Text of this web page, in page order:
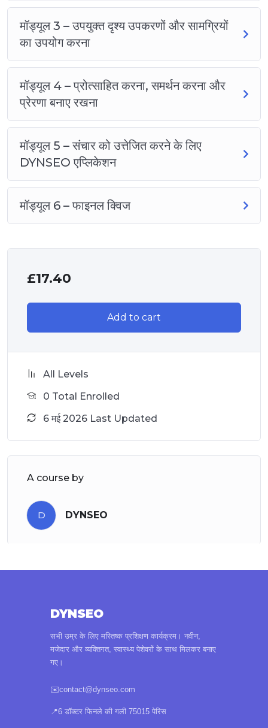
मॉड्यूल 3 – उपयुक्त दृश्य उपकरणों और सामग्रियों
का उपयोग करना
मॉड्यूल 4 – प्रोत्साहित करना, समर्थन करना और
प्रेरणा बनाए रखना
मॉड्यूल 5 – संचार को उत्तेजित करने के लिए
DYNSEO एप्लिकेशन
मॉड्यूल 6 – फाइनल क्विज
£17.40
Add to cart
All Levels
0 Total Enrolled
6 मई 2026 Last Updated
A course by
D DYNSEO
DYNSEO
सभी उम्र के लिए मस्तिष्क प्रशिक्षण कार्यक्रम। नवीन,
मजेदार और व्यक्तिगत, स्वास्थ्य पेशेवरों के साथ मिलकर बनाए
गए।
✉️contact@dynseo.com
📍6 डॉक्टर फिनले की गली 75015 पेरिस